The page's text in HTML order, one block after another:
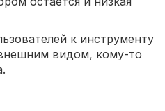
к инструменту
видом, кому-то